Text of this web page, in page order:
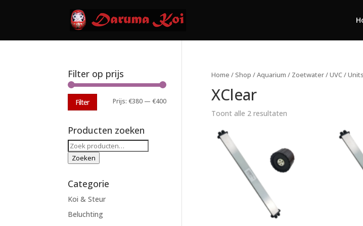
Home /Shop /Aquarium / Zoetwater/UVC/Units
XClear
Toont alle 2 resultaten
Filter op prijs
Min.
Max.
Filter Prijs: €380— €400
Producten zoeken
Zoeken
naar:
Zoeken
Categorie
Koi & Steur
Beluchting